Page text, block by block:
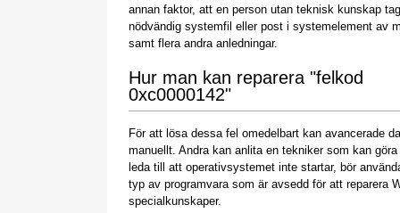
annan faktor, att en person utan teknisk kunskap
nödvändig systemfil eller post i systemelement av
samt flera andra anledningar.
Hur man kan reparera "felkod
0xc0000142"
För att lösa dessa fel omedelbart kan avancerade
manuellt. Andra kan anlita en tekniker som kan
leda till att operativsystemet inte startar, bör
typ av programvara som är avsedd för att reparera
specialkunskaper.